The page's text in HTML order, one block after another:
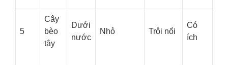
5
Cây
bèo
tây
Dưới
nước
Nhỏ Trôi nổi
Có
ích